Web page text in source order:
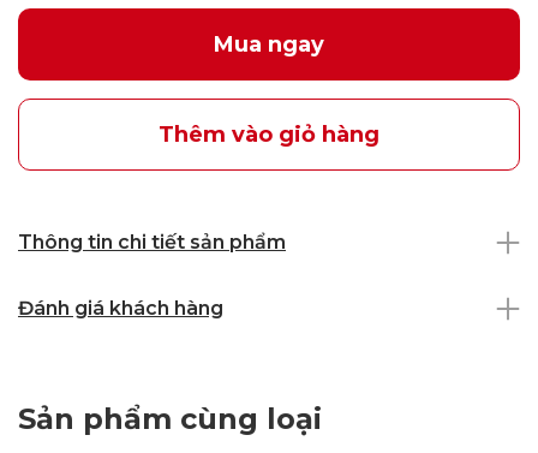
Mua ngay
Thêm vào giỏ hàng
Thông tin chi tiết sản phẩm
Đánh giá khách hàng
Sản phẩm cùng loại